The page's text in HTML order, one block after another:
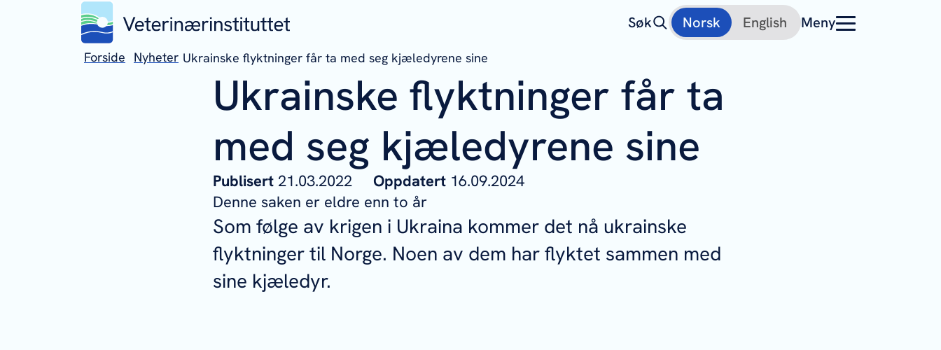
Søk Norsk English Meny
Forside Nyheter Ukrainske flyktninger får ta med seg kjæledyrene sine
Ukrainske flyktninger får ta
med seg kjæledyrene sine
Publisert 21.03.2022 Oppdatert 16.09.2024
Denne saken er eldre enn to år
Som følge av krigen i Ukraina kommer det nå ukrainske
flyktninger til Norge. Noen av dem har flyktet sammen med
sine kjæledyr.